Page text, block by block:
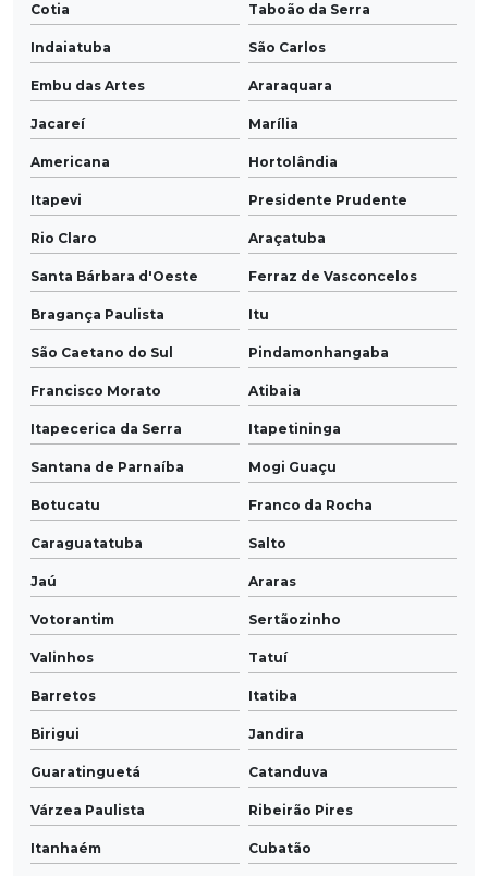
Cotia Taboão da Serra
Indaiatuba São Carlos
Embu das Artes Araraquara
Jacareí Marília
Americana Hortolândia
Itapevi Presidente Prudente
Rio Claro Araçatuba
Santa Bárbara d'Oeste Ferraz de Vasconcelos
Bragança Paulista Itu
São Caetano do Sul Pindamonhangaba
Francisco Morato Atibaia
Itapecerica da Serra Itapetininga
Santana de Parnaíba Mogi Guaçu
Botucatu Franco da Rocha
Caraguatatuba Salto
Jaú Araras
Votorantim Sertãozinho
Valinhos Tatuí
Barretos Itatiba
Birigui Jandira
Guaratinguetá Catanduva
Várzea Paulista Ribeirão Pires
Itanhaém Cubatão